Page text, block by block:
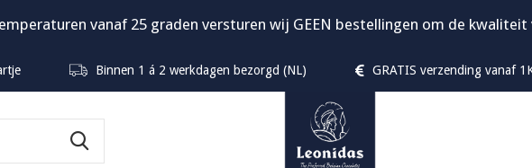
Binnen 1 á 2 werkdagen bezorgd (NL) GRATIS verzending vanaf
vanaf 25 graden versturen wij GEEN bestellingen om de